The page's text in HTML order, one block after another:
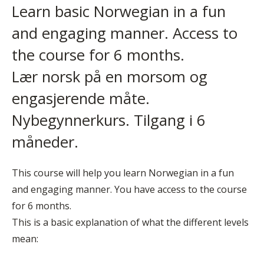
Learn basic Norwegian in a fun
and engaging manner. Access to
the course for 6 months.
Lær norsk på en morsom og
engasjerende måte.
Nybegynnerkurs. Tilgang i 6
måneder.
This course will help you learn Norwegian in a fun
and engaging manner. You have access to the course
for 6 months.
This is a basic explanation of what the different levels
mean: